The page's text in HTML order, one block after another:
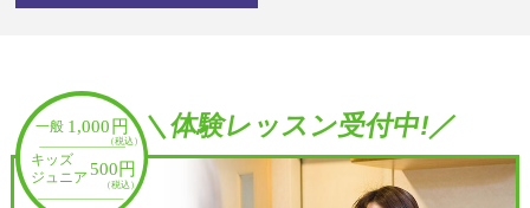
＼体験レッスン受付中!／